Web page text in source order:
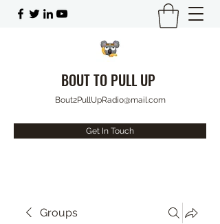
BOUT TO PULL UP
Bout2PullUpRadio@mail.com
Get In Touch
Groups